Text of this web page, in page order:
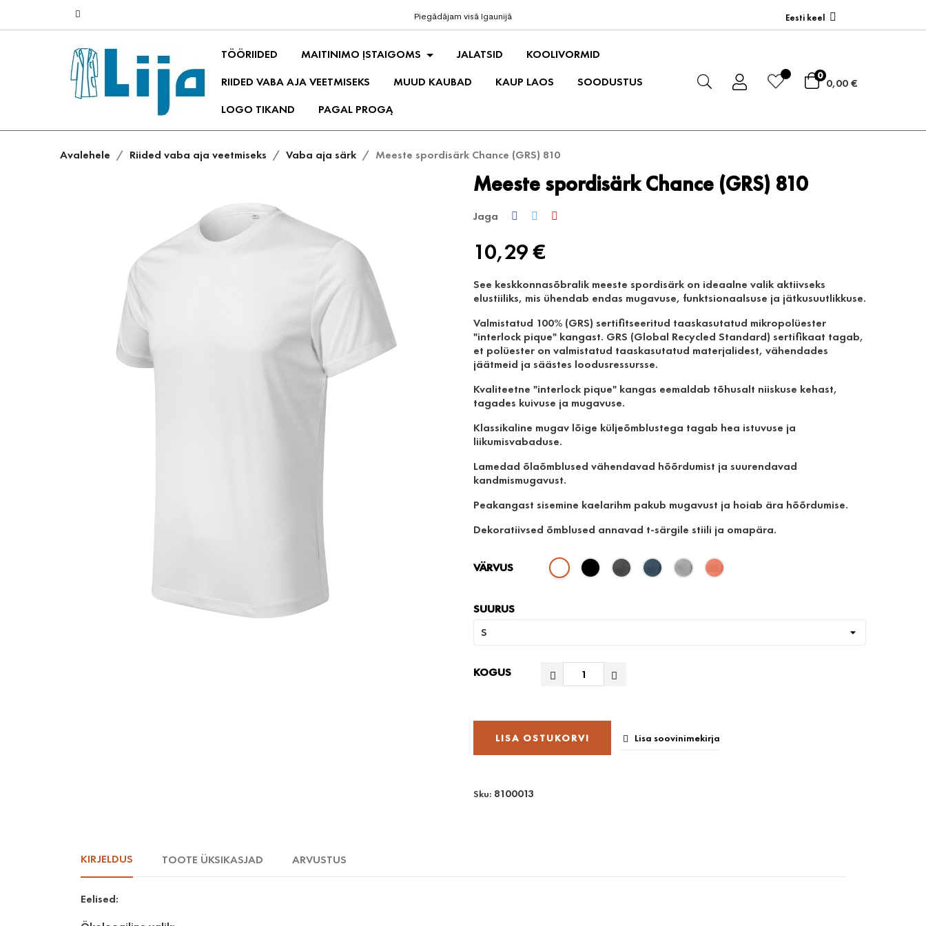
Piegādājam visā Igaunijā Eesti keel
TÖÖRIIDED MAITINIMO ĮSTAIGOMS JALATSID
KOOLIVORMID
RIIDED VABA AJA VEETMISEKS
MUUD KAUBAD KAUP LAOS
SOODUSTUS
LOGO TIKAND
PAGAL PROGĄ
0
0,00 €
Avalehele Riided vaba aja veetmiseks Vaba aja särk Meeste spordisärk Chance (GRS) 810
Meeste spordisärk Chance (GRS) 810
Jaga
10,29 €
See keskkonnasõbralik meeste spordisärk on ideaalne valik aktiivseks
elustiiliks, mis ühendab endas mugavuse, funktsionaalsuse ja jätkusuutlikkuse.
Valmistatud 100% (GRS) sertifitseeritud taaskasutatud mikropolüester
"interlock pique" kangast. GRS (Global Recycled Standard) sertifikaat tagab,
et polüester on valmistatud taaskasutatud materjalidest, vähendades
jäätmeid ja säästes loodusressursse.
Kvaliteetne "interlock pique" kangas eemaldab tõhusalt niiskuse kehast,
tagades kuivuse ja mugavuse.
Klassikaline mugav lõige küljeõmblustega tagab hea istuvuse ja
liikumisvabaduse.
Lamedad õlaõmblused vähendavad hõõrdumist ja suurendavad
kandmismugavust.
Peakangast sisemine kaelarihm pakub mugavust ja hoiab ära hõõrdumise.
Dekoratiivsed õmblused annavad t-särgile stiili ja omapära.
VÄRVUS
SUURUS
KOGUS
LISA OSTUKORVI  Lisa soovinimekirja
Sku: 8100013
KIRJELDUS TOOTE ÜKSIKASJAD ARVUSTUS
Eelised: